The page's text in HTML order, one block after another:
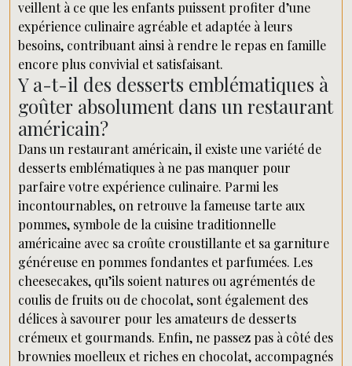
veillent à ce que les enfants puissent profiter d’une
expérience culinaire agréable et adaptée à leurs
besoins, contribuant ainsi à rendre le repas en famille
encore plus convivial et satisfaisant.
Y a-t-il des desserts emblématiques à
goûter absolument dans un restaurant
américain?
Dans un restaurant américain, il existe une variété de
desserts emblématiques à ne pas manquer pour
parfaire votre expérience culinaire. Parmi les
incontournables, on retrouve la fameuse tarte aux
pommes, symbole de la cuisine traditionnelle
américaine avec sa croûte croustillante et sa garniture
généreuse en pommes fondantes et parfumées. Les
cheesecakes, qu’ils soient natures ou agrémentés de
coulis de fruits ou de chocolat, sont également des
délices à savourer pour les amateurs de desserts
crémeux et gourmands. Enfin, ne passez pas à côté des
brownies moelleux et riches en chocolat, accompagnés